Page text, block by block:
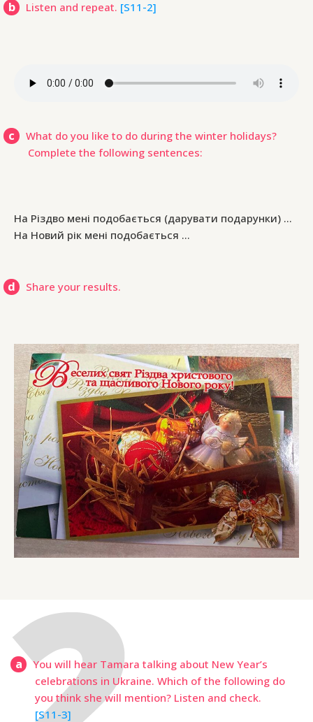
b Listen and repeat. [S11-2]
c
What do you like to do during the winter holidays?
Complete the following sentences:
На Різдво мені подобається (дарувати подарунки) …
На Новий рік мені подобається …
d Share your results.
a
You will hear Tamara talking about New Year’s
celebrations in Ukraine. Which of the following do
you think she will mention? Listen and check.
[S11-3]